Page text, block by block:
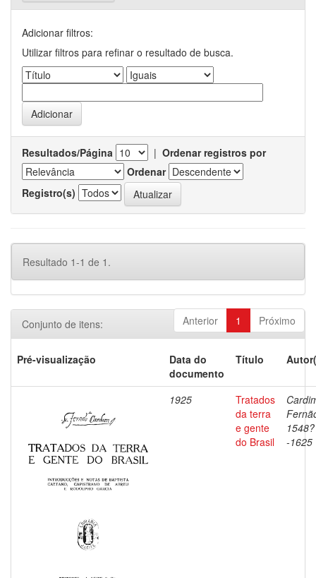
Adicionar filtros:
Utilizar filtros para refinar o resultado de busca.
Resultados/Página | Ordenar registros por
Ordenar
Registro(s)
Resultado 1-1 de 1.
Anterior 1 Próximo
Conjunto de itens:
Pré-visualização
Data do
documento
Título
1925
Tratados
da terra
e gente
do Brasil
1548?
-1625